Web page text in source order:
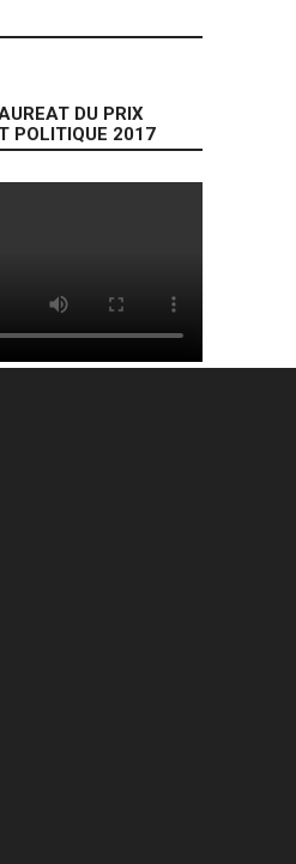
DU PRIX
POLITIQUE 2017